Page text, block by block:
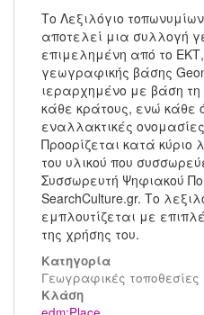
Το Λεξιλόγιο
αποτελεί μια συλλογή
επιμελημένη από το
γεωγραφικής βάσης
ιεραρχημένο με βάση τη
κάθε κράτους, ενώ κάθε
εναλλακτικές
Προορίζεται κατά κύριο
του υλικού που
Συσσωρευτή Ψηφιακού
SearchCulture.gr. Το
εμπλουτίζεται με
της χρήσης του.
Κατηγορία
Γεωγραφικές τοποθεσίες
Kλάση